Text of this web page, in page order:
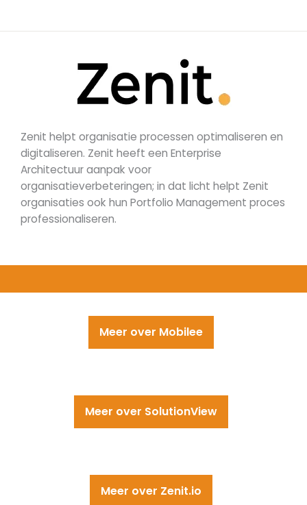
Zenit helpt organisatie processen optimaliseren en
digitaliseren. Zenit heeft een Enterprise
Architectuur aanpak voor
organisatieverbeteringen; in dat licht helpt Zenit
organisaties ook hun Portfolio Management proces
professionaliseren.
Meer over Mobilee
Meer over SolutionView
Meer over Zenit.io